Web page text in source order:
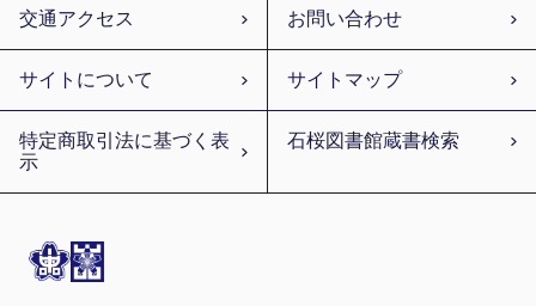
交通アクセス お問い合わせ
サイトについて サイトマップ
特定商取引法に基づく表
示
石桜図書館蔵書検索